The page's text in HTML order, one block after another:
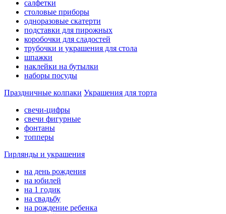
салфетки
столовые приборы
одноразовые скатерти
подставки для пирожных
коробочки для сладостей
трубочки и украшения для стола
шпажки
наклейки на бутылки
наборы посуды
Праздничные колпаки Украшения для торта
свечи-цифры
свечи фигурные
фонтаны
топперы
Гирлянды и украшения
на день рождения
на юбилей
на 1 годик
на свадьбу
на рождение ребенка